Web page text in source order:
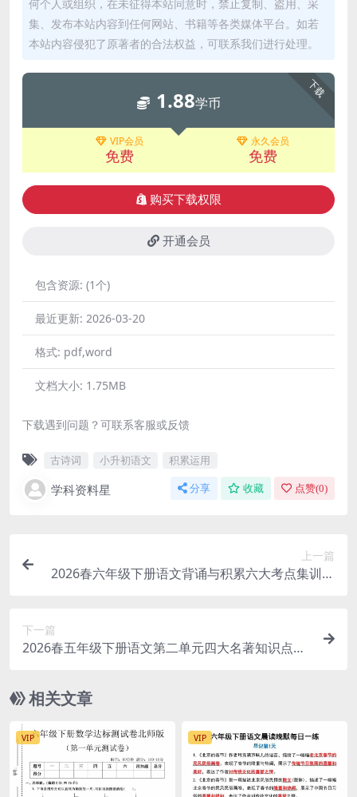
何个人或组织，在未征得本站同意时，禁止复制、盗用、采
集、发布本站内容到任何网站、书籍等各类媒体平台。如若
本站内容侵犯了原著者的合法权益，可联系我们进行处理。
下载
1.88学币
VIP会员
免费
永久会员
免费
购买下载权限
开通会员
包含资源: (1个)
最近更新: 2026-03-20
格式: pdf,word
文档大小: 1.75MB
下载遇到问题？可联系客服或反馈
古诗词 小升初语文 积累运用
学科资料星 分享 收藏 点赞(0)
上一篇
2026春六年级下册语文背诵与积累六大考点集训同
下一篇
2026春五年级下册语文第二单元四大名著知识点填
相关文章
VIP VIP